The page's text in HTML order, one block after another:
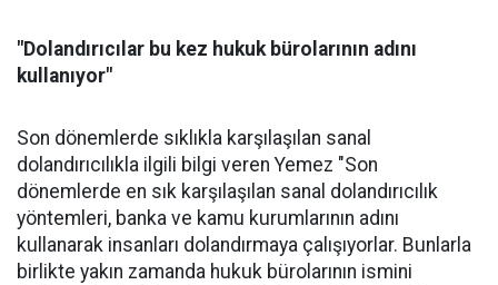
"Dolandırıcılar bu kez hukuk bürolarının adını
kullanıyor"
Son dönemlerde sıklıkla karşılaşılan sanal
dolandırıcılıkla ilgili bilgi veren Yemez "Son
dönemlerde en sık karşılaşılan sanal dolandırıcılık
yöntemleri, banka ve kamu kurumlarının adını
kullanarak insanları dolandırmaya çalışıyorlar. Bunlarla
birlikte yakın zamanda hukuk bürolarının ismini